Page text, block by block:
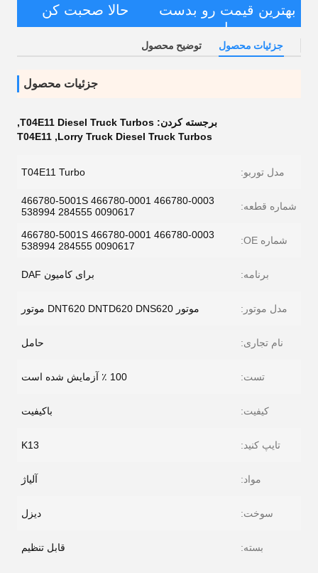
بهترین قیمت رو بدست
بیار
حالا صحبت کن
جزئیات محصول توضیح محصول
جزئیات محصول
برجسته کردن: T04E11 Diesel Truck Turbos
,
Lorry Truck Diesel Truck Turbos
,
T04E11
مدل توربو: T04E11 Turbo
شماره قطعه:
466780-5001S 466780-0001 466780-0003
538994 284555 0090617
شماره OE:
466780-5001S 466780-0001 466780-0003
538994 284555 0090617
برنامه: برای کامیون DAF
مدل موتور: موتور DNT620 DNTD620 DNS620 موتور
نام تجاری: حامل
تست: 100 ٪ آزمایش شده است
کیفیت: باکیفیت
تایپ کنید: K13
مواد: آلیاژ
سوخت: دیزل
بسته: قابل تنظیم